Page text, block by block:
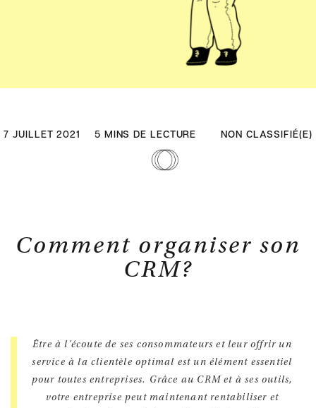
7 JUILLET 2021 5 MINS DE LECTURE NON CLASSIFIÉ(E)
Comment organiser son
CRM?
Être à l’écoute de ses consommateurs et leur offrir un
service à la clientèle optimal est un élément essentiel
pour toutes entreprises. Grâce au CRM et à ses outils,
votre entreprise peut maintenant rentabiliser et